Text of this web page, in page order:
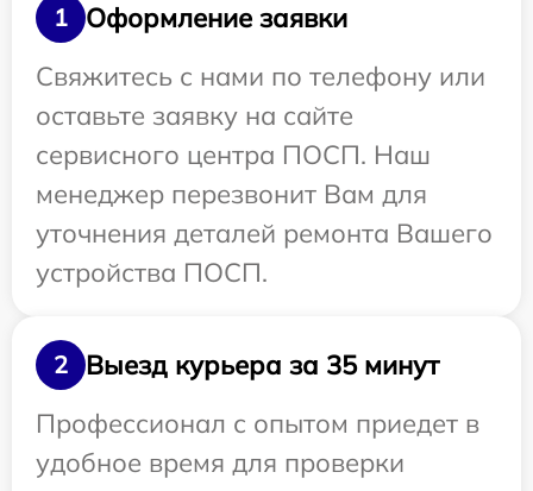
1
Оформление заявки
Свяжитесь с нами по телефону или
оставьте заявку на сайте
сервисного центра ПОСП. Наш
менеджер перезвонит Вам для
уточнения деталей ремонта Вашего
устройства ПОСП.
2
Выезд курьера за 35 минут
Профессионал с опытом приедет в
удобное время для проверки